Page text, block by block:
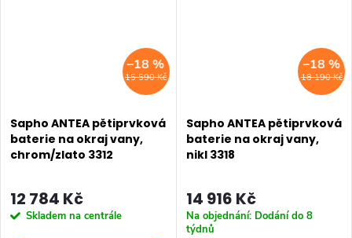
15 590 Kč
–18 %
Sapho ANTEA pětiprvková
baterie na okraj vany,
chrom/zlato 3312
12 784 Kč
Skladem na centrále
18 190 Kč
–18 %
Sapho ANTEA pětiprvková
baterie na okraj vany,
nikl 3318
14 916 Kč
Na objednání: Dodání do 8
týdnů